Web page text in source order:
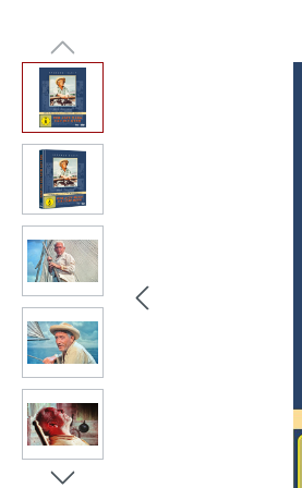
Bildergalerie überspringen